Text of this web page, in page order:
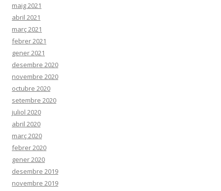
maig 2021
abril 2021
març 2021
febrer 2021
gener 2021
desembre 2020
novembre 2020
octubre 2020
setembre 2020
juliol 2020
abril 2020
març 2020
febrer 2020
gener 2020
desembre 2019
novembre 2019